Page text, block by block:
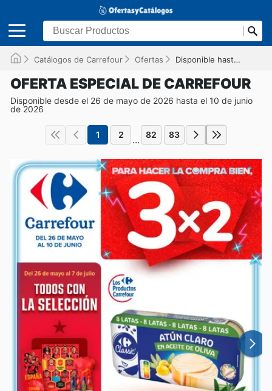
Catálogos de Carrefour Ofertas Disponible hasta el 10/06/2026
OFERTA ESPECIAL DE CARREFOUR
Disponible desde el 26 de mayo de 2026 hasta el 10 de junio
de 2026
1 2 ... 82 83